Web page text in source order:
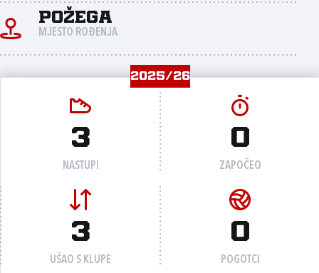
Požega
MJESTO ROĐENJA
2025/26
3
NASTUPI
0
ZAPOČEO
3
UŠAO S KLUPE
0
POGOTCI